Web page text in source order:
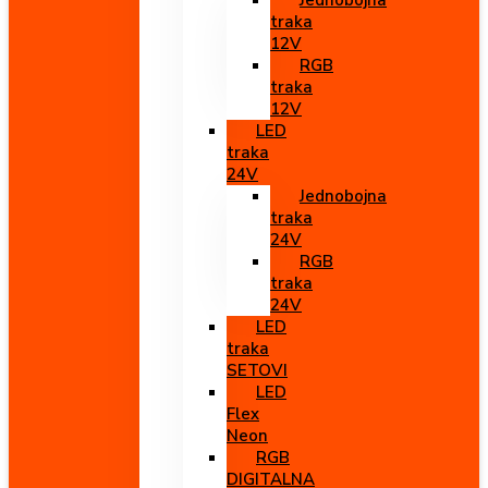
traka
12V
RGB
traka
12V
LED
traka
24V
Jednobojna
traka
24V
RGB
traka
24V
LED
traka
SETOVI
LED
Flex
Neon
RGB
DIGITALNA